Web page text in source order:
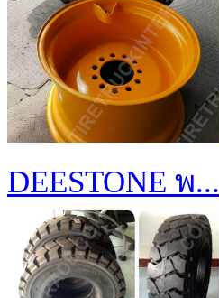
DEESTONE พ...